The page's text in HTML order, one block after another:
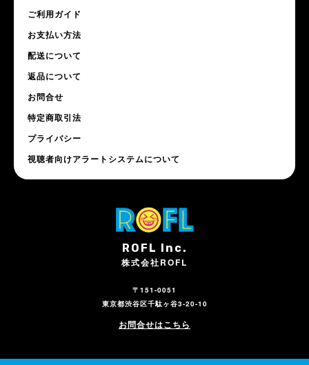
ROFL Inc.
株式会社ROFL
〒151-0051
東京都渋谷区千駄ヶ谷3-20-10
お問合せはこちら
ご利用ガイド
お支払い方法
配送について
返品について
お問合せ
特定商取引法
プライバシー
視聴者向けアラートシステムについて